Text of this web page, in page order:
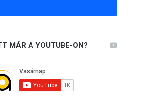
MÁR A YOUTUBE-ON?